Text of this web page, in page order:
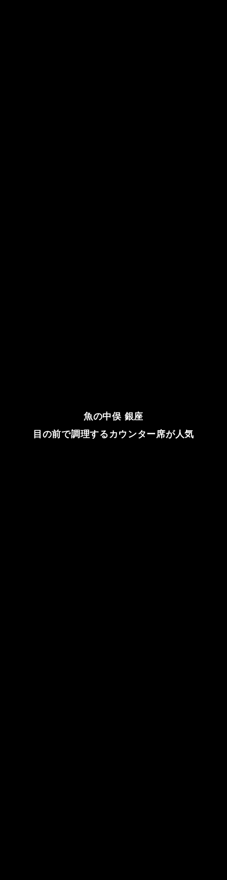
魚の中俣 銀座
目の前で調理するカウンター席が人気